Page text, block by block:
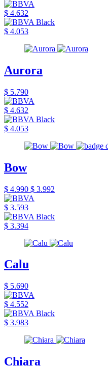
$ 4.632
$ 4.053
Aurora
$ 5.790
$ 4.632
$ 4.053
Bow
$ 4.990 $ 3.992
$ 3.593
$ 3.394
Calu
$ 5.690
$ 4.552
$ 3.983
Chiara